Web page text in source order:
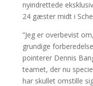
nyindrettede
24 gæster midt i
”Jeg er overbevist
grundige
pointerer Dennis
teamet, der nu
har skullet omstille